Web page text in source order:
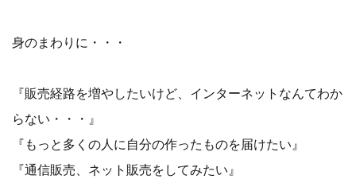
身のまわりに・・・
『販売経路を増やしたいけど、インターネットなんてわか
らない・・・』
『もっと多くの人に自分の作ったものを届けたい』
『通信販売、ネット販売をしてみたい』